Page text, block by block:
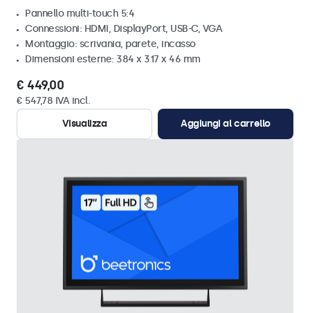
Pannello multi-touch 5:4
Connessioni: HDMI, DisplayPort, USB-C, VGA
Montaggio: scrivania, parete, incasso
Dimensioni esterne: 384 x 317 x 46 mm
€ 449,00
€ 547,78 IVA incl.
Visualizza
Aggiungi al carrello